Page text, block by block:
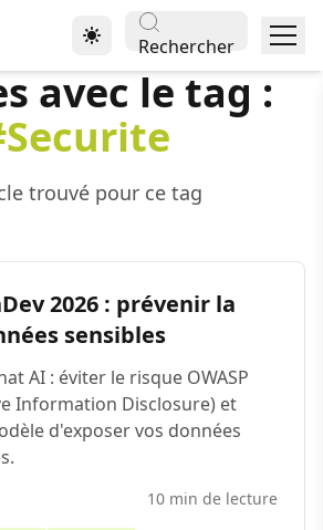
Rechercher
avec le tag :
trouvé pour ce tag
2026 : prévenir la
sensibles
AI : éviter le risque OWASP
Information Disclosure) et
d'exposer vos données
10 min de lecture